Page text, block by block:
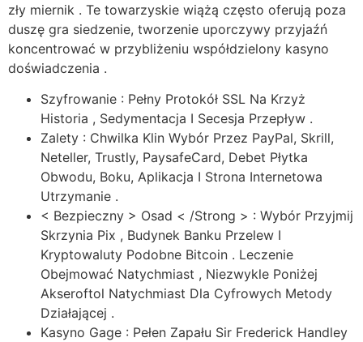
zły miernik . Te towarzyskie wiążą często oferują poza
duszę gra siedzenie, tworzenie uporczywy przyjaźń
koncentrować w przybliżeniu współdzielony kasyno
doświadczenia .
Szyfrowanie : Pełny Protokół SSL Na Krzyż
Historia , Sedymentacja I Secesja Przepływ .
Zalety : Chwilka Klin Wybór Przez PayPal, Skrill,
Neteller, Trustly, PaysafeCard, Debet Płytka
Obwodu, Boku, Aplikacja I Strona Internetowa
Utrzymanie .
< Bezpieczny > Osad < /Strong > : Wybór Przyjmij
Skrzynia Pix , Budynek Banku Przelew I
Kryptowaluty Podobne Bitcoin . Leczenie
Obejmować Natychmiast , Niezwykle Poniżej
Akseroftol Natychmiast Dla Cyfrowych Metody
Działającej .
Kasyno Gage : Pełen Zapału Sir Frederick Handley